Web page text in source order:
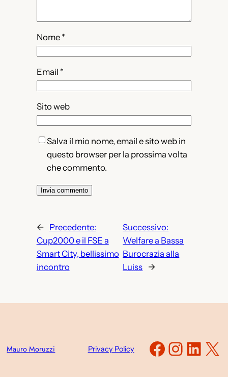
Nome *
Email *
Sito web
Salva il mio nome, email e sito web in
questo browser per la prossima volta
che commento.
←
Precedente:
Cup2000 e il FSE a
Smart City, bellissimo
incontro
Successivo:
Welfare a Bassa
Burocrazia alla
Luiss →
Mauro Moruzzi Privacy Policy X